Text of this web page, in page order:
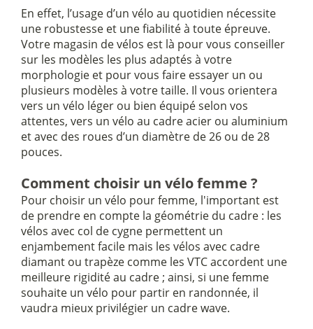
En effet, l’usage d’un vélo au quotidien nécessite
une robustesse et une fiabilité à toute épreuve.
Votre magasin de vélos est là pour vous conseiller
sur les modèles les plus adaptés à votre
morphologie et pour vous faire essayer un ou
plusieurs modèles à votre taille. Il vous orientera
vers un vélo léger ou bien équipé selon vos
attentes, vers un vélo au cadre acier ou aluminium
et avec des roues d’un diamètre de 26 ou de 28
pouces.
Comment choisir un vélo femme ?
Pour choisir un vélo pour femme, l'important est
de prendre en compte la géométrie du cadre : les
vélos avec col de cygne permettent un
enjambement facile mais les vélos avec cadre
diamant ou trapèze comme les VTC accordent une
meilleure rigidité au cadre ; ainsi, si une femme
souhaite un vélo pour partir en randonnée, il
vaudra mieux privilégier un cadre wave.